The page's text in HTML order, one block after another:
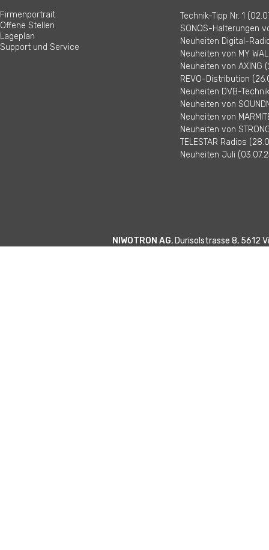
Firmenportrait
Offene Stellen
Lageplan
Support und Service
Technik-Tipp Nr. 1
SONOS-Halterungen
Neuheiten Digital-
Neuheiten von MY
Neuheiten von AXING
REVO-Distribution
Neuheiten DVB-
Neuheiten von
Neuheiten von
Neuheiten von
TELESTAR Radios
Neuheiten Juli
NIWOTRON AG, Durisolstrasse 8, 5612